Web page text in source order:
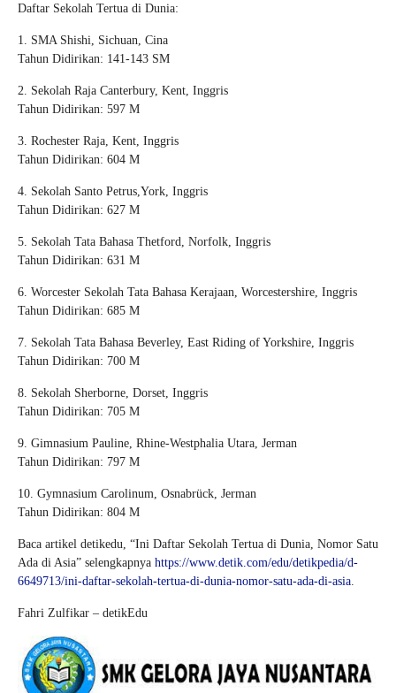
Daftar Sekolah Tertua di Dunia:
1. SMA Shishi, Sichuan, Cina
Tahun Didirikan: 141-143 SM
2. Sekolah Raja Canterbury, Kent, Inggris
Tahun Didirikan: 597 M
3. Rochester Raja, Kent, Inggris
Tahun Didirikan: 604 M
4. Sekolah Santo Petrus,York, Inggris
Tahun Didirikan: 627 M
5. Sekolah Tata Bahasa Thetford, Norfolk, Inggris
Tahun Didirikan: 631 M
6. Worcester Sekolah Tata Bahasa Kerajaan, Worcestershire, Inggris
Tahun Didirikan: 685 M
7. Sekolah Tata Bahasa Beverley, East Riding of Yorkshire, Inggris
Tahun Didirikan: 700 M
8. Sekolah Sherborne, Dorset, Inggris
Tahun Didirikan: 705 M
9. Gimnasium Pauline, Rhine-Westphalia Utara, Jerman
Tahun Didirikan: 797 M
10. Gymnasium Carolinum, Osnabrück, Jerman
Tahun Didirikan: 804 M
Baca artikel detikedu, “Ini Daftar Sekolah Tertua di Dunia, Nomor Satu
Ada di Asia” selengkapnya https://www.detik.com/edu/detikpedia/d-
6649713/ini-daftar-sekolah-tertua-di-dunia-nomor-satu-ada-di-asia
Fahri Zulfikar – detikEdu